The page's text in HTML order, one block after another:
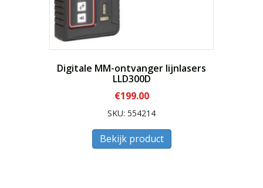
Digitale MM-ontvanger lijnlasers
LLD300D
€199.00
SKU: 554214
Bekijk product